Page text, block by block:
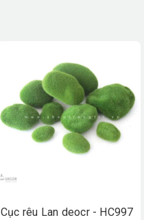
Cục rêu Lan deocr - HC997